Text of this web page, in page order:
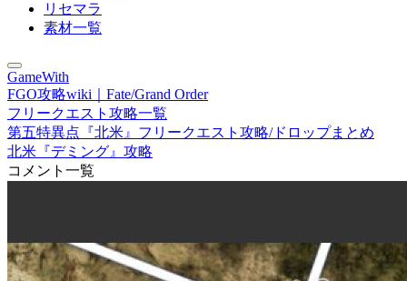
リセマラ
素材一覧
GameWith
FGO攻略wiki｜Fate/Grand Order
フリークエスト攻略一覧
第五特異点『北米』フリークエスト攻略/ドロップまとめ
北米『デミング』攻略
コメント一覧